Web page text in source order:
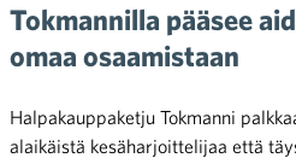
Tokmannilla pääsee
omaa osaamistaan
Halpakauppaketju Tokmanni
alaikäistä kesäharjoittelijaa että